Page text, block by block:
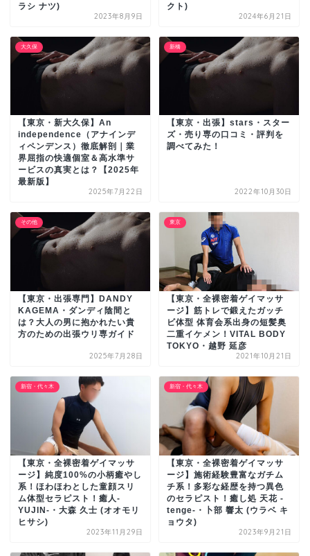
ラシ ナツ)
2023年8月9日
クト)
2024年6月21日
大久保
【東京・新大久保】An
independence（アナインデ
ィペンデンス）徹底解剖｜業
界屈指の快適個室＆高水準サ
ービスの真実とは？【2025年
最新版】
2025年7月22日
新橋
【東京・出張】stars・スター
ズ・売り専の口コミ・評判を
調べてみた！
2022年10月30日
その他
【東京・出張専門】DANDY
KAGEMA・ダンディ陰間と
は？大人の男に抱かれたい貴
方のための出張ウリ専ガイド
2025年7月28日
東京
【東京・全裸密着ゲイマッサ
ージ】筋トレで鍛えたガッチ
ビ体型 体育会系出身の短髪奥
二重イケメン！VITAL BODY
TOKYO・越野 延彦
2021年10月21日
新宿・代々木
【東京・全裸密着ゲイマッサ
ージ】純度100%の小柄癒やし
系！ほわほわとした童顔スリ
ム体型セラピスト！癒人-
YUJIN-・大森 久士 (オオモリ
ヒサシ)
2023年11月29日
新宿・代々木
【東京・全裸密着ゲイマッサ
ージ】施術経験豊富なガチム
チ系！多彩な経歴を持つ異色
のセラピスト！癒し処 天花 -
tenge-・卜部 響太 (ウラベ キ
ョウタ)
2023年9月21日